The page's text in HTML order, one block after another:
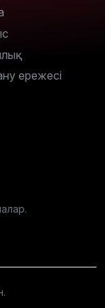
ережесі